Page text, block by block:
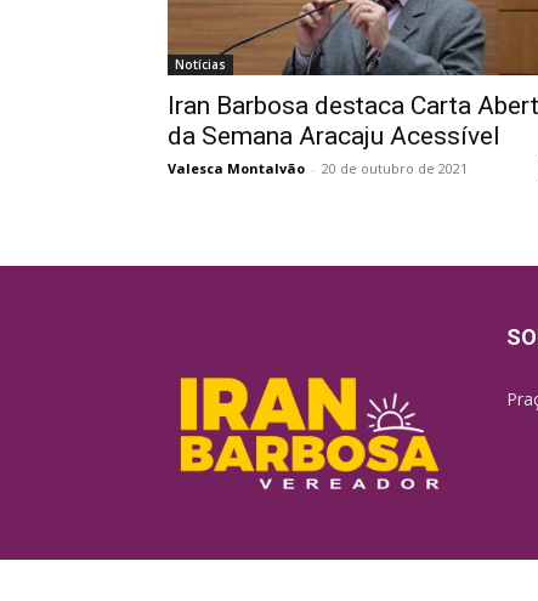
Notícias
Iran Barbosa destaca Carta
da Semana Aracaju Acessível
Valesca Montalvão - 20 de outubro de 2021